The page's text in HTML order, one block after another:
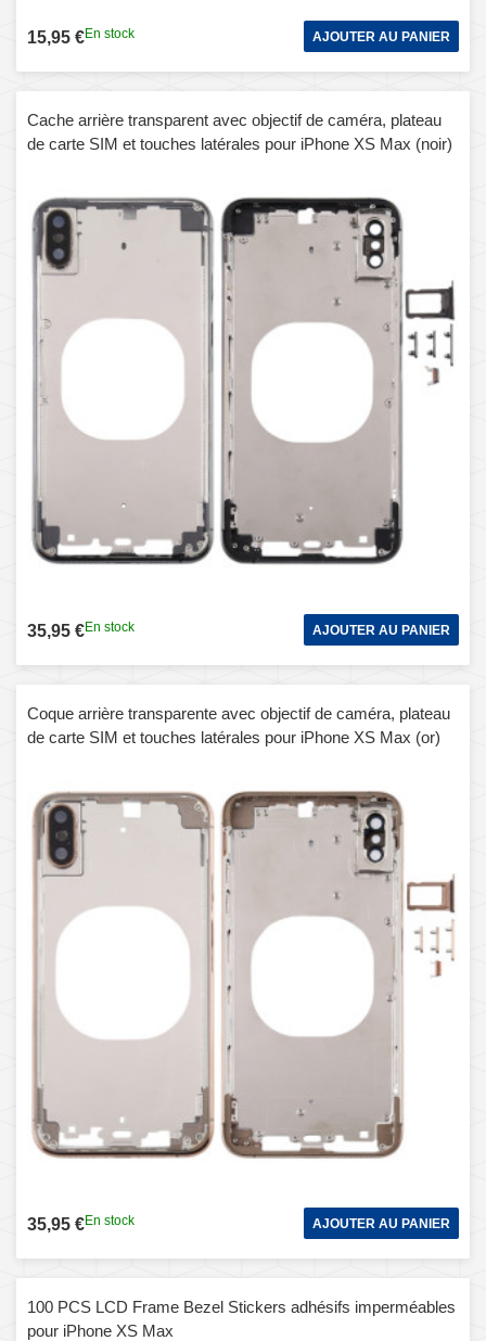
15,95 €En stock AJOUTER AU PANIER
Cache arrière transparent avec objectif de caméra, plateau
de carte SIM et touches latérales pour iPhone XS Max (noir)
35,95 €En stock AJOUTER AU PANIER
Coque arrière transparente avec objectif de caméra, plateau
de carte SIM et touches latérales pour iPhone XS Max (or)
35,95 €En stock AJOUTER AU PANIER
100 PCS LCD Frame Bezel Stickers adhésifs imperméables
pour iPhone XS Max